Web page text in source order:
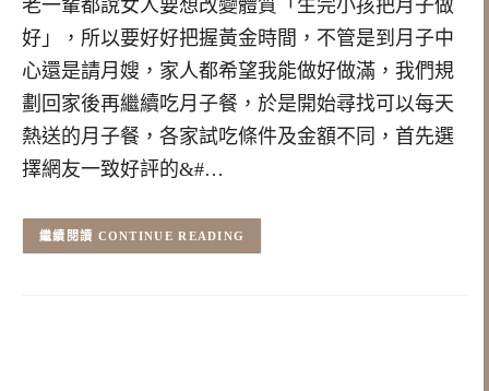
老一輩都說女人要想改變體質「生完小孩把月子做
好」，所以要好好把握黃金時間，不管是到月子中
心還是請月嫂，家人都希望我能做好做滿，我們規
劃回家後再繼續吃月子餐，於是開始尋找可以每天
熱送的月子餐，各家試吃條件及金額不同，首先選
擇網友一致好評的&#…
CONTINUE READING